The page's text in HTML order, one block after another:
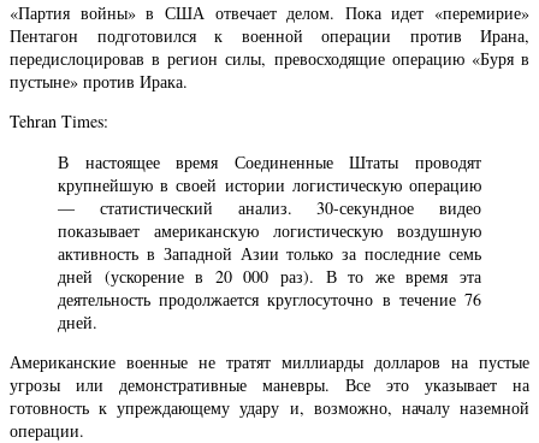
«Партия войны» в США отвечает делом. Пока идет «перемирие»
Пентагон подготовился к военной операции против Ирана,
передислоцировав в регион силы, превосходящие операцию «Буря в
пустыне» против Ирака.
Tehran Times:
В настоящее время Соединенные Штаты проводят
крупнейшую в своей истории логистическую операцию
— статистический анализ. 30-секундное видео
показывает американскую логистическую воздушную
активность в Западной Азии только за последние семь
дней (ускорение в 20 000 раз). В то же время эта
деятельность продолжается круглосуточно в течение 76
дней.
Американские военные не тратят миллиарды долларов на пустые
угрозы или демонстративные маневры. Все это указывает на
готовность к упреждающему удару и, возможно, началу наземной
операции.